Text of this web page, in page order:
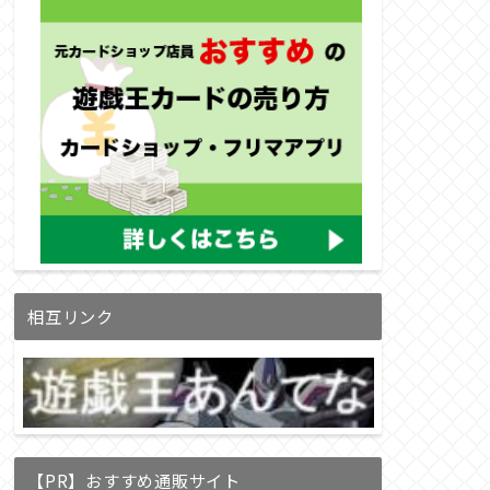
相互リンク
【PR】おすすめ通販サイト